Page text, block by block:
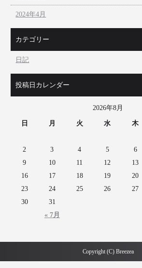
2024年4月
カテゴリー
日記
投稿日カレンダー
2026年8月
日 月 火 水 木
« 7月
2
3 4 5 6
9
10 11 12 13
16
17 18 19 20
23
24 25 26 27
30
31
Copyright (C) Breezea